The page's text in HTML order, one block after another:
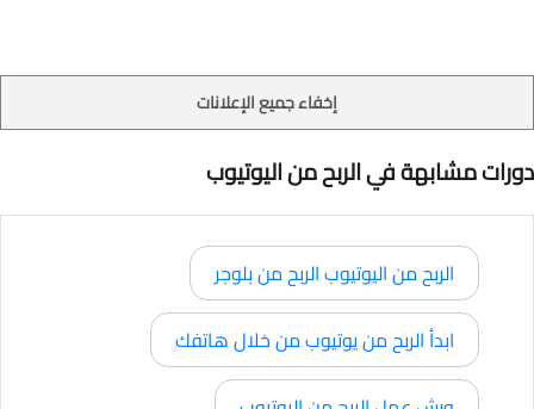
إخفاء جميع الإعلانات
دورات مشابهة في الربح من اليوتيوب
الربح من اليوتيوب الربح من بلوجر
ابدأ الربح من يوتيوب من خلال هاتفك